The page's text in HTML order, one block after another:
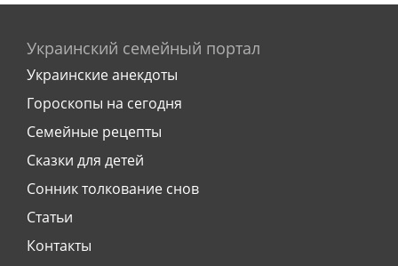
Украинский семейный портал
Украинские анекдоты
Гороскопы на сегодня
Семейные рецепты
Сказки для детей
Сонник толкование снов
Статьи
Контакты